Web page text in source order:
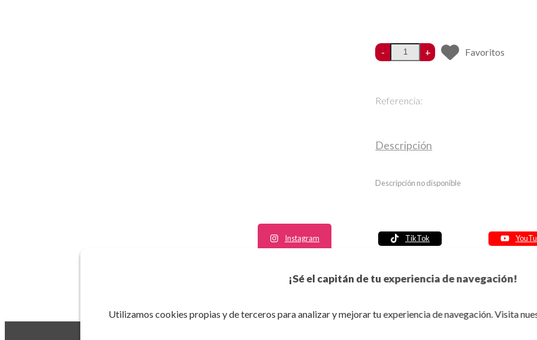
¡Sé el capitán de tu experiencia de navegación!
Utilizamos cookies propias y de terceros para analizar y mejorar tu experiencia de navegación. Visita
- + Favoritos
Referencia:
Descripción
Descripción no disponible
Instagram TikTok
Política de seguridad